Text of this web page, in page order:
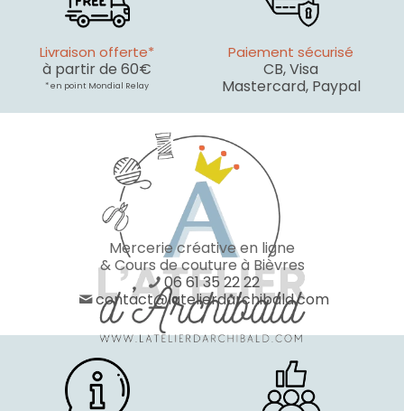
Livraison offerte*
à partir de 60€
* en point Mondial Relay
Paiement sécurisé
CB, Visa
Mastercard, Paypal
Mercerie créative en ligne
& Cours de couture à Bièvres
06 61 35 22 22
contact@latelierdarchibald.com